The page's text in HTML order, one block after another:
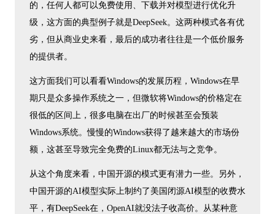
的，任何人都可以免费使用、下载并对模型进行优化升
级，这方面的典型例子就是DeepSeek。这两种模式各有优
劣，但从商业史来看，最后的成功者往往是一个低价服务
的提供者。
这方面我们可以看看Windows的发展历程，Windows在早
期只是众多操作系统之一，但微软将Windows的价格定在
很低的区间上，很多电脑在出厂的时候甚至会预装
Windows系统。慢慢的Windows获得了越来越大的市场份
额，这甚至导致完全免费的Linux都无法与之竞争。
从这个角度来看，中国开源的模式更有潜力一些。另外，
中国开源的AI模型实际上制约了美国闭源AI模型的收费水
平，有DeepSeek在，OpenAI就没法子收高价。从某种意